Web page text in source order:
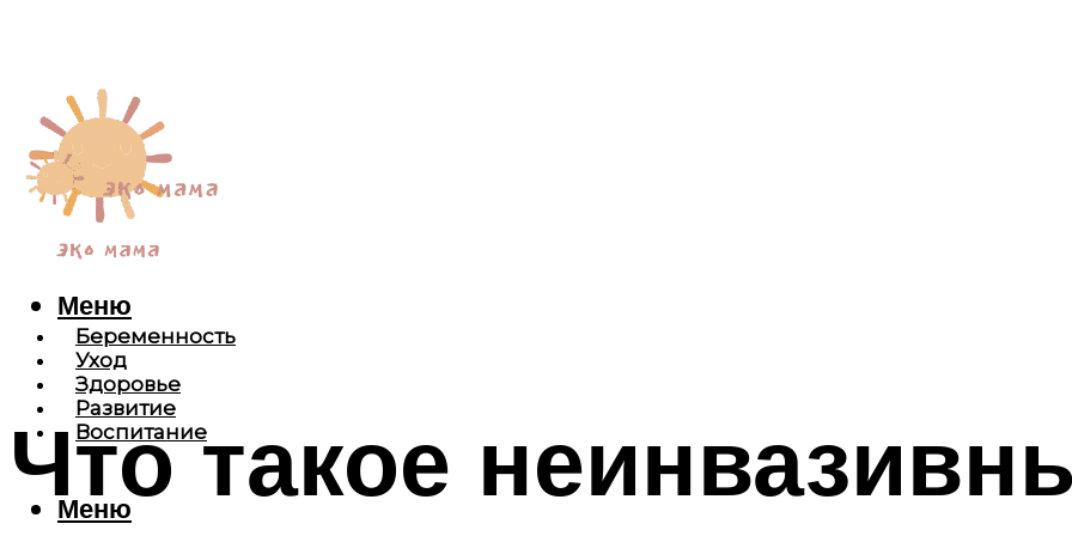
Беременность
Уход
Здоровье
Развитие
Воспитание
Меню
Меню
Что такое